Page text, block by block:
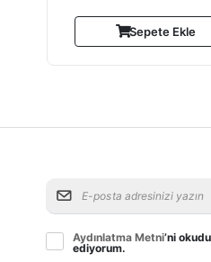
Sepete Ekle
Aydınlatma Metni’ni
ediyorum.